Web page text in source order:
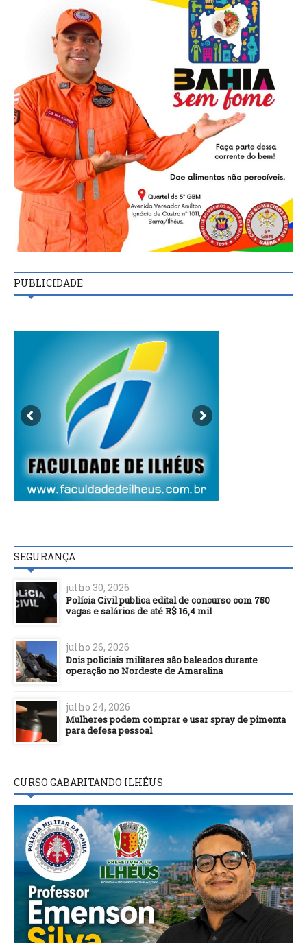
PUBLICIDADE
SEGURANÇA
julho 30, 2026
Polícia Civil publica edital de concurso com 750
vagas e salários de até R$ 16,4 mil
julho 26, 2026
Dois policiais militares são baleados durante
operação no Nordeste de Amaralina
julho 24, 2026
Mulheres podem comprar e usar spray de pimenta
para defesa pessoal
CURSO GABARITANDO ILHÉUS